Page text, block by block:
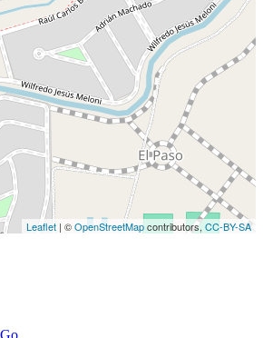
Leaflet | ©OpenStreetMapcontributors, CC-BY-SA